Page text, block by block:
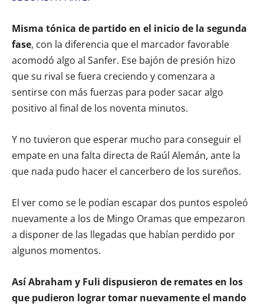
Misma tónica de partido en el inicio de la segunda
fase, con la diferencia que el marcador favorable
acomodó algo al Sanfer. Ese bajón de presión hizo
que su rival se fuera creciendo y comenzara a
sentirse con más fuerzas para poder sacar algo
positivo al final de los noventa minutos.
Y no tuvieron que esperar mucho para conseguir el
empate en una falta directa de Raúl Alemán, ante la
que nada pudo hacer el cancerbero de los sureños.
El ver como se le podían escapar dos puntos espoleó
nuevamente a los de Mingo Oramas que empezaron
a disponer de las llegadas que habían perdido por
algunos momentos.
Así Abraham y Fuli dispusieron de remates en los
que pudieron lograr tomar nuevamente el mando